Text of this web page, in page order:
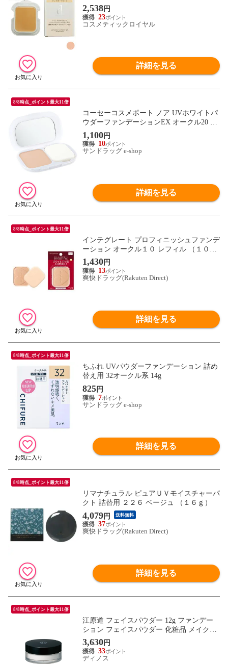
オークル10 10.5g
2,538円
23
コスメティックロイヤル
詳細を見る
8/8時点_ポイント最大11倍
コーセーコスメポート ノア UVホワイトパ
ウダーファンデーションEX オークル20 10.
5g
1,100円
10
サンドラッグ e-shop
詳細を見る
8/8時点_ポイント最大11倍
インテグレート プロフィニッシュファンデ
ーション オークル１０ レフィル （１０
ｇ）
1,430円
13
爽快ドラッグ(Rakuten Direct)
詳細を見る
8/8時点_ポイント最大11倍
ちふれ UVパウダーファンデーション 詰め
替え用 32オークル系 14g
825円
7
サンドラッグ e-shop
詳細を見る
8/8時点_ポイント最大11倍
リマナチュラル ピュアＵＶモイスチャーパ
クト 詰替用 ２２６ ベージュ （１６ｇ）
4,079円 送料無料
37
爽快ドラッグ(Rakuten Direct)
詳細を見る
8/8時点_ポイント最大11倍
江原道 フェイスパウダー 12g ファンデー
ション フェイスパウダー 化粧品 メイクア
ップ BL0792
3,630円
33
ディノス